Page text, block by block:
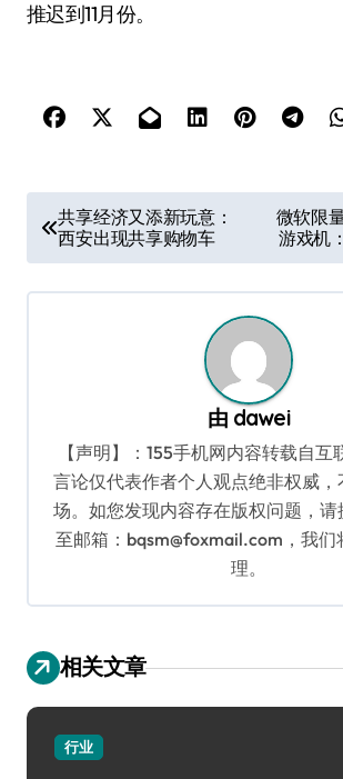
推迟到11月份。
章
导
共享经济又添新玩意：
西安出现共享购物车
微软限
游戏机
由 dawei
【声明】：155手机网内容转载自互
言论仅代表作者个人观点绝非权威，
场。如您发现内容存在版权问题，
至邮箱：bqsm@foxmail.com，我们
理。
相关文章
行业